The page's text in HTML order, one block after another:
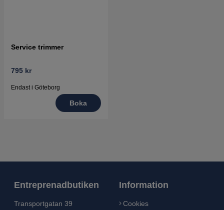
Service trimmer
795 kr
Endast i Göteborg
Boka
Entreprenadbutiken
Transportgatan 39
Information
Cookies